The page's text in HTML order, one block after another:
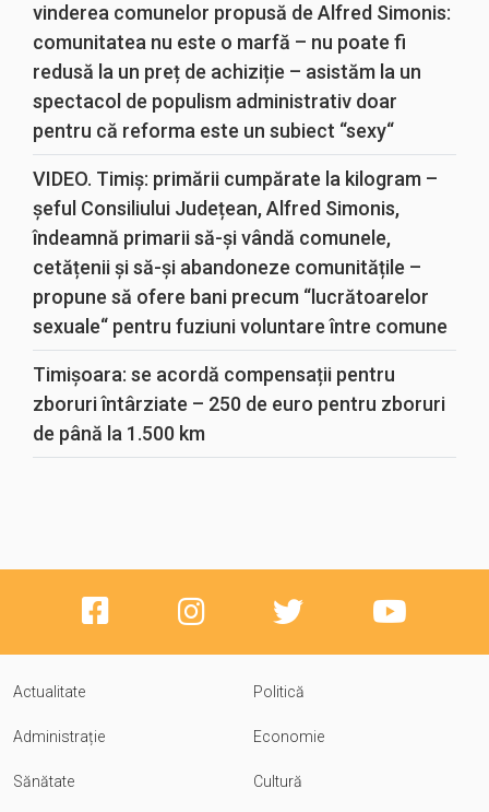
vinderea comunelor propusă de Alfred Simonis:
comunitatea nu este o marfă – nu poate fi
redusă la un preț de achiziție – asistăm la un
spectacol de populism administrativ doar
pentru că reforma este un subiect “sexy“
VIDEO. Timiș: primării cumpărate la kilogram –
șeful Consiliului Județean, Alfred Simonis,
îndeamnă primarii să-și vândă comunele,
cetățenii și să-și abandoneze comunitățile –
propune să ofere bani precum “lucrătoarelor
sexuale“ pentru fuziuni voluntare între comune
Timișoara: se acordă compensații pentru
zboruri întârziate – 250 de euro pentru zboruri
de până la 1.500 km
Actualitate Politică
Administrație Economie
Sănătate Cultură